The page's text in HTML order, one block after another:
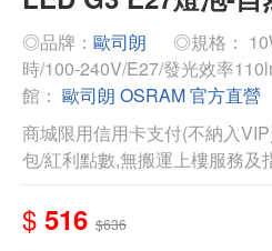
◎品牌： 歐司朗
◎規格：
時/100-240V/E27/發光效率
館： 歐司朗 OSRAM 官方直營
商城限用信用卡支付(不納入
包/紅利點數,無搬運上樓服務及
$ 516 $636